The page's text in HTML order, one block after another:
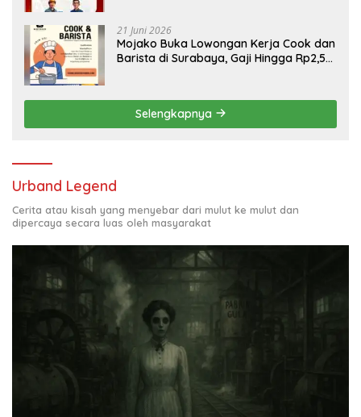
21 Juni 2026
Mojako Buka Lowongan Kerja Cook dan
Barista di Surabaya, Gaji Hingga Rp2,5
Selengkapnya
Urband Legend
Cerita atau kisah yang menyebar dari mulut ke mulut dan
dipercaya secara luas oleh masyarakat